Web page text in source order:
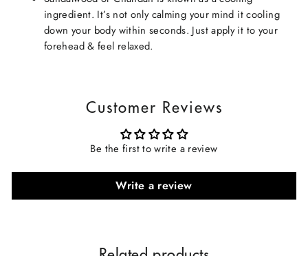
ingredient. It’s not only calming your mind it cooling
down your body within seconds. Just apply it to your
forehead & feel relaxed.
Customer Reviews
Be the first to write a review
Write a review